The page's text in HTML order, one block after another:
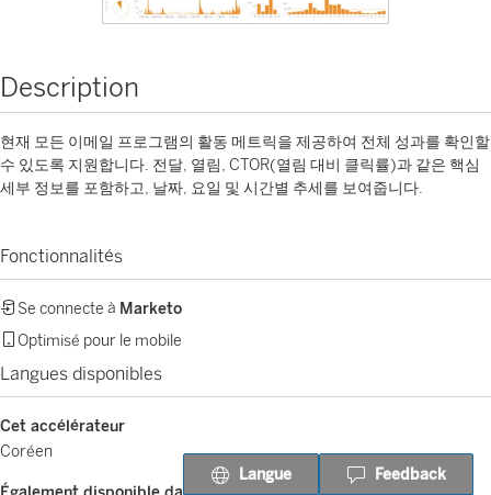
Description
현재 모든 이메일 프로그램의 활동 메트릭을 제공하여 전체 성과를 확인할
수 있도록 지원합니다. 전달, 열림, CTOR(열림 대비 클릭률)과 같은 핵심
세부 정보를 포함하고, 날짜, 요일 및 시간별 추세를 보여줍니다.
Fonctionnalités
Se connecte à Marketo
Optimisé pour le mobile
Langues disponibles
Cet accélérateur
Coréen
Langue Feedback